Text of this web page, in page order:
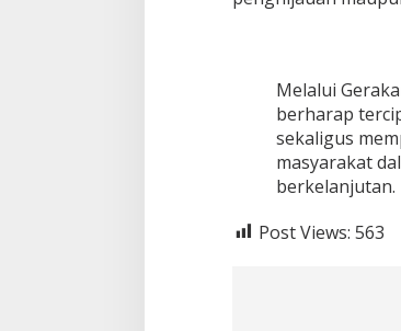
Melalui
berharap
sekaligus
masyarakat
berkelanjutan.
Post Views: 563